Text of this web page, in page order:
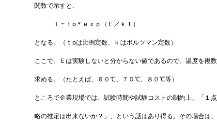
関数で示すと、
ｔ＝ｔo＊ｅｘｐ（Ｅ／ｋＴ）
となる。（ｔoは比例定数、ｋはボルツマン定数）
ここで、Ｅは実験しないと分からない値であるので、温度を複
求める。（たとえば、６０℃、７０℃、８０℃等）
ところで企業現場では、試験時間や試験コストの制約上、「１
略の推定は出来ないか？」、という話はあり得る。その場合は